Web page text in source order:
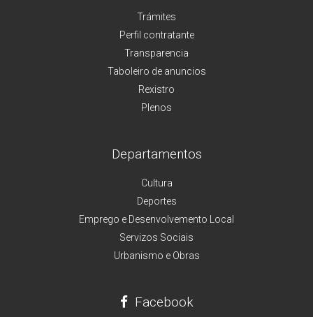
Trámites
Perfil contratante
Transparencia
Taboleiro de anuncios
Rexistro
Plenos
Departamentos
Cultura
Deportes
Emprego e Desenvolvemento Local
Servizos Sociais
Urbanismo e Obras
Facebook